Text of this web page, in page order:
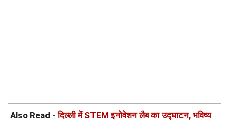
Also Read -दिल्ली में STEM इनोवेशन लैब का उद्घाटन, भविष्य